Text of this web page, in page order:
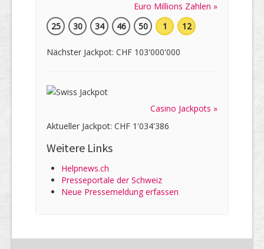
Euro Millions Zahlen »
25
30 34 46 50 1 12
Nächster Jackpot: CHF 103'000'000
Casino Jackpots »
Aktueller Jackpot: CHF 1'034'386
Weitere Links
Helpnews.ch
Presseportale der Schweiz
Neue Pressemeldung erfassen